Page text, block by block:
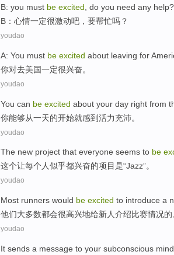
B: you must be excited , do you need any help?
B ：心情一定很激动吧， 要帮忙吗？
youdao
A: You must be excited about leaving for
你对去美国一定很兴奋。
youdao
You can be excited about your day right from
你能够从一天的开始就感到活力充沛。
youdao
The new project that everyone seems to be
这个让每个人似乎都兴奋的项目是“Jazz”。
youdao
Most runners would be excited to introduce a
他们大多数都会很高兴地给新人介绍比赛情况的
youdao
It sends a message to your subconscious